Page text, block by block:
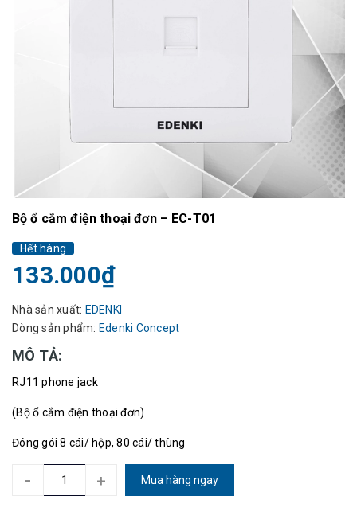
Bộ ổ cắm điện thoại đơn – EC-T01
Hết hàng
133.000₫
Nhà sản xuất: EDENKI
Dòng sản phẩm: Edenki Concept
MÔ TẢ:
RJ11 phone jack
(Bộ ổ cắm điện thoại đơn)
Đóng gói 8 cái/ hộp, 80 cái/ thùng
- + Mua hàng ngay